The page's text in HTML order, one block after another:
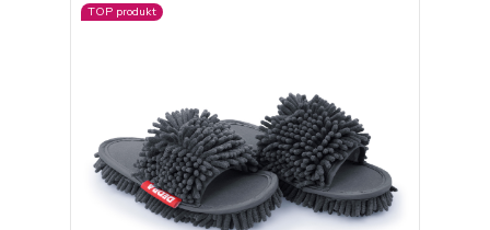
TOP produkt